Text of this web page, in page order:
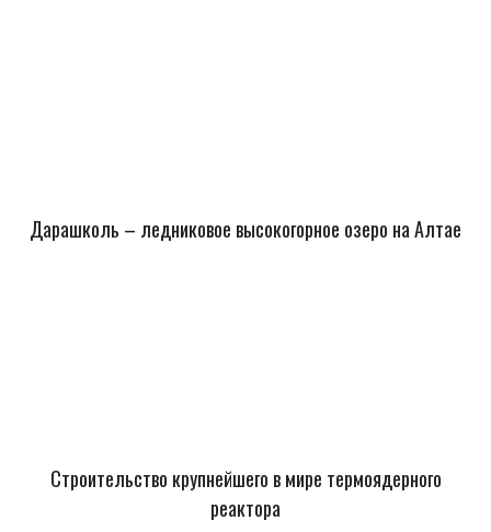
Дарашколь – ледниковое высокогорное озеро на Алтае
Строительство крупнейшего в мире термоядерного
реактора